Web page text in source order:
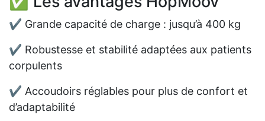
✔ Grande capacité de charge : jusqu’à 400 kg
✔ Robustesse et stabilité adaptées aux patients
corpulents
✔ Accoudoirs réglables pour plus de confort et
d’adaptabilité